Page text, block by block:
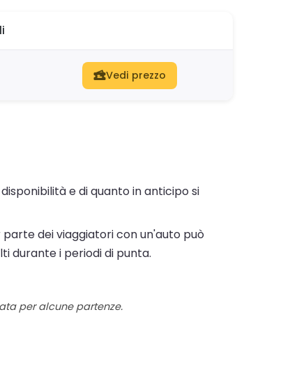
Vedi prezzo
e di quanto in anticipo si
parte dei viaggiatori con un'auto può
durante i periodi di punta.
per alcune partenze.